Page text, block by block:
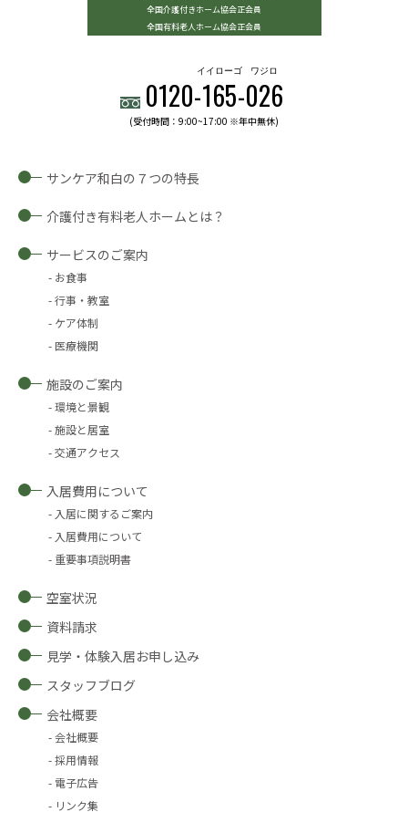
全国介護付きホーム協会正会員
全国有料老人ホーム協会正会員
0120-165
イイローゴ
-026
ワジロ
(受付時間：9:00~17:00 ※年中無休)
サンケア和白の７つの特長
介護付き有料老人ホームとは？
サービスのご案内
お食事
行事・教室
ケア体制
医療機関
施設のご案内
環境と景観
施設と居室
交通アクセス
入居費用について
入居に関するご案内
入居費用について
重要事項説明書
空室状況
資料請求
見学・体験入居お申し込み
スタッフブログ
会社概要
会社概要
採用情報
電子広告
リンク集